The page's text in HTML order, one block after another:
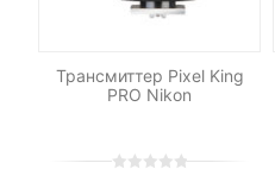
Трансмиттер Pixel King
PRO Nikon